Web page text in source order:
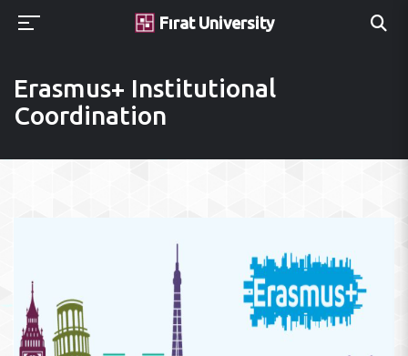
Fırat University
Erasmus+ Institutional
Coordination